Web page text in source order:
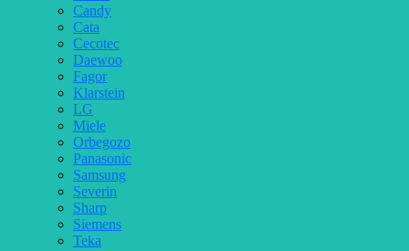
Candy
Cata
Cecotec
Daewoo
Fagor
Klarstein
LG
Miele
Orbegozo
Panasonic
Samsung
Severin
Sharp
Siemens
Teka